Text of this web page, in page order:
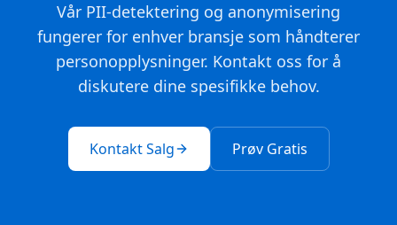
Vår PII-detektering og anonymisering
fungerer for enhver bransje som håndterer
personopplysninger. Kontakt oss for å
diskutere dine spesifikke behov.
Kontakt Salg Prøv Gratis